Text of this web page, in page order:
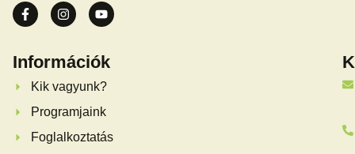
Információk
Kik vagyunk?
Programjaink
Foglalkoztatás